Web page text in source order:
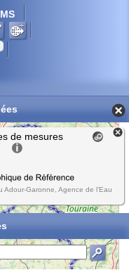
Adresse
de mesures
Adour-Garonne, Agence de l'Eau